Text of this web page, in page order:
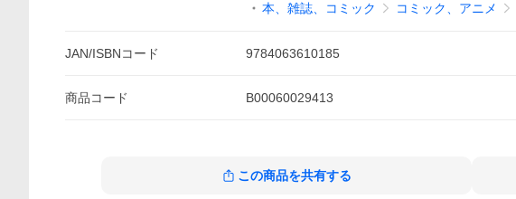
本、雑誌、コミック
コミック、アニメ
JAN/ISBNコード 9784063610185
商品コード B00060029413
この商品を共有する